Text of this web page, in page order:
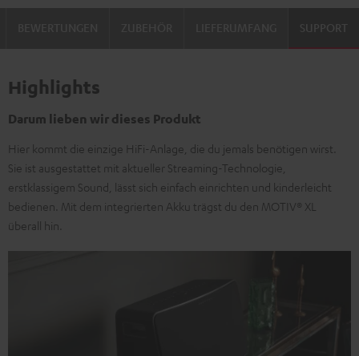
SUPPORT
Highlights
Darum lieben wir dieses Produkt
Hier kommt die einzige HiFi-Anlage, die du jemals benötigen wirst.
Sie ist ausgestattet mit aktueller Streaming-Technologie,
erstklassigem Sound, lässt sich einfach einrichten und kinderleicht
bedienen. Mit dem integrierten Akku trägst du den MOTIV® XL
überall hin.